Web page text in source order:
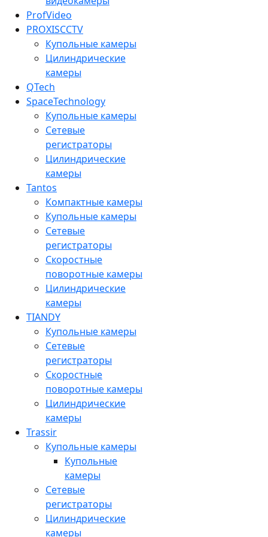
ProfVideo
PROXISCCTV
Купольные камеры
Цилиндрические
камеры
QTech
SpaceTechnology
Купольные камеры
Сетевые
регистраторы
Цилиндрические
камеры
Tantos
Компактные камеры
Купольные камеры
Сетевые
регистраторы
Скоростные
поворотные камеры
Цилиндрические
камеры
TIANDY
Купольные камеры
Сетевые
регистраторы
Скоростные
поворотные камеры
Цилиндрические
камеры
Trassir
Купольные камеры
Купольные
камеры
Сетевые
регистраторы
Цилиндрические
камеры